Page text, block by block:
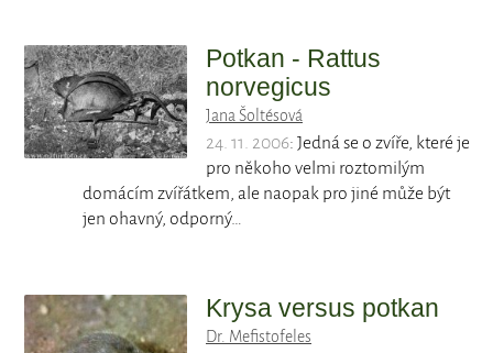
Potkan - Rattus
norvegicus
Jana Šoltésová
24. 11. 2006: Jedná se o zvíře, které je
pro někoho velmi roztomilým
domácím zvířátkem, ale naopak pro jiné může být
jen ohavný, odporný…
Krysa versus potkan
Dr. Mefistofeles